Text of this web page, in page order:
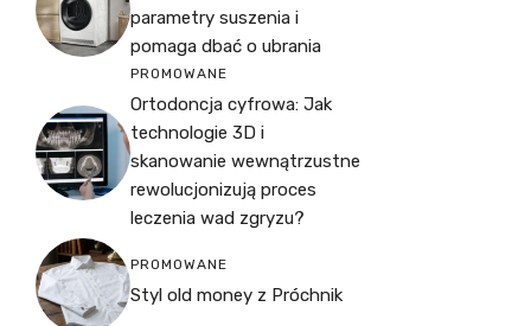
parametry suszenia i
pomaga dbać o ubrania
PROMOWANE
Ortodoncja cyfrowa: Jak
technologie 3D i
skanowanie wewnątrzustne
rewolucjonizują proces
leczenia wad zgryzu?
PROMOWANE
Styl old money z Próchnik